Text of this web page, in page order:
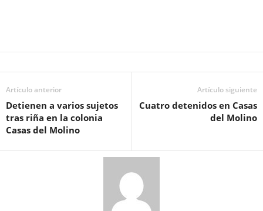
Artículo anterior
Detienen a varios sujetos
tras riña en la colonia
Casas del Molino
Artículo siguiente
Cuatro detenidos en Casas
del Molino